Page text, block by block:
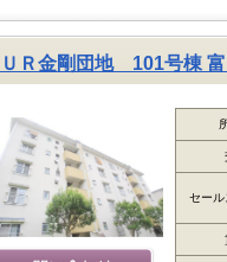
ＵＲ金剛団地 101号棟
セール